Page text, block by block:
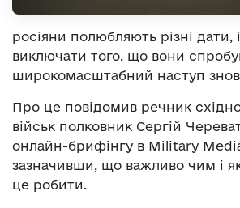
росіяни полюбляють різні
виключати того, що вони
широкомасштабний наступ
Про це повідомив речник
військ полковник Сергій
онлайн-брифінгу в Military
зазначивши, що важливо чим і
це робити.